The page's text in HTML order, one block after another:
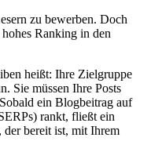
zu bewerben. Doch
Ranking in den
heißt: Ihre Zielgruppe
Sie müssen Ihre Posts
ein Blogbeitrag auf
rankt, fließt ein
bereit ist, mit Ihrem